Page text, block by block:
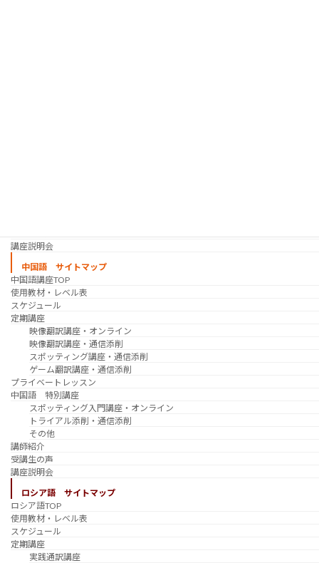
講座説明会
中国語 サイトマップ
中国語講座TOP
使用教材・レベル表
スケジュール
定期講座
映像翻訳講座・オンライン
映像翻訳講座・通信添削
スポッティング講座・通信添削
ゲーム翻訳講座・通信添削
プライベートレッスン
中国語 特別講座
スポッティング入門講座・オンライン
トライアル添削・通信添削
その他
講師紹介
受講生の声
講座説明会
ロシア語 サイトマップ
ロシア語TOP
使用教材・レベル表
スケジュール
定期講座
実践通訳講座